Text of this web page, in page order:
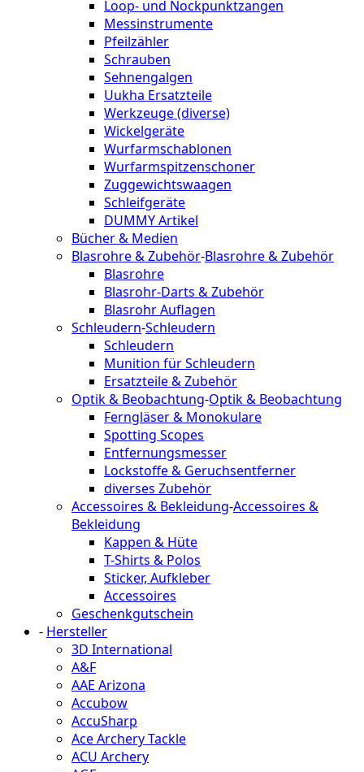
Loop- und Nockpunktzangen
Messinstrumente
Pfeilzähler
Schrauben
Sehnengalgen
Uukha Ersatzteile
Werkzeuge (diverse)
Wickelgeräte
Wurfarmschablonen
Wurfarmspitzenschoner
Zuggewichtswaagen
Schleifgeräte
DUMMY Artikel
Bücher & Medien
Blasrohre & Zubehör-Blasrohre & Zubehör
Blasrohre
Blasrohr-Darts & Zubehör
Blasrohr Auflagen
Schleudern-Schleudern
Schleudern
Munition für Schleudern
Ersatzteile & Zubehör
Optik & Beobachtung-Optik & Beobachtung
Ferngläser & Monokulare
Spotting Scopes
Entfernungsmesser
Lockstoffe & Geruchsentferner
diverses Zubehör
Accessoires & Bekleidung-Accessoires &
Bekleidung
Kappen & Hüte
T-Shirts & Polos
Sticker, Aufkleber
Accessoires
Geschenkgutschein
- Hersteller
3D International
A&F
AAE Arizona
Accubow
AccuSharp
Ace Archery Tackle
ACU Archery